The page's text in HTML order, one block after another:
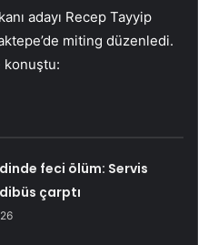
adayı Recep Tayyip
miting düzenledi.
konuştu:
feci ölüm: Servis
çarptı